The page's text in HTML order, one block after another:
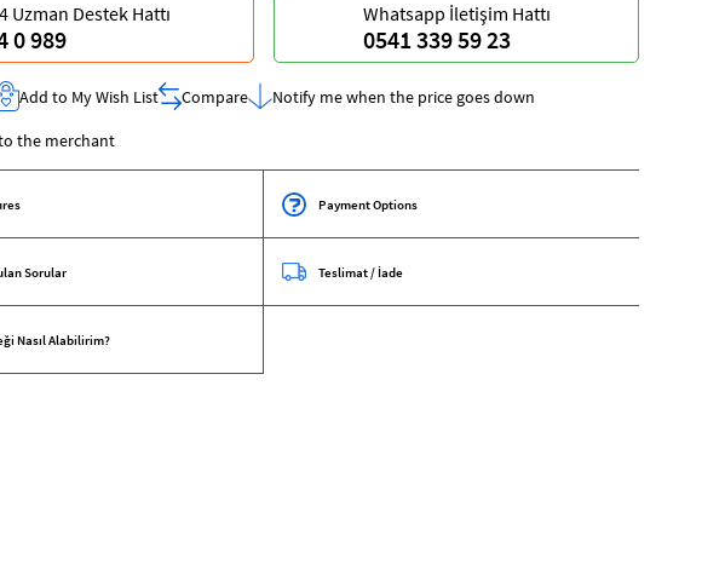
Whatsapp İletişim Hattı
0541 339 59 23
Uzman Destek Hattı
0 989
Add to My Wish List Compare Notify me when the price goes down
the merchant
Payment Options
Sorular Teslimat / İade
Nasıl Alabilirim?